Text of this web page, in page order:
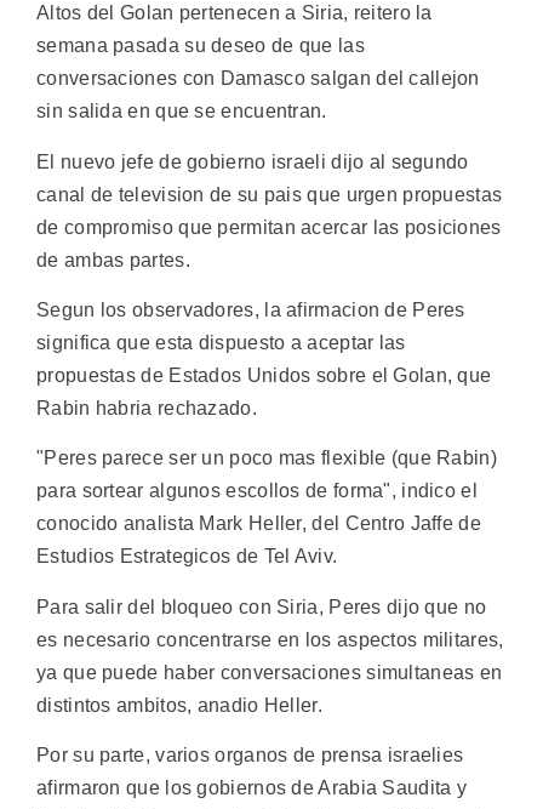
Altos del Golan pertenecen a Siria, reitero la
semana pasada su deseo de que las
conversaciones con Damasco salgan del callejon
sin salida en que se encuentran.
El nuevo jefe de gobierno israeli dijo al segundo
canal de television de su pais que urgen propuestas
de compromiso que permitan acercar las posiciones
de ambas partes.
Segun los observadores, la afirmacion de Peres
significa que esta dispuesto a aceptar las
propuestas de Estados Unidos sobre el Golan, que
Rabin habria rechazado.
"Peres parece ser un poco mas flexible (que Rabin)
para sortear algunos escollos de forma", indico el
conocido analista Mark Heller, del Centro Jaffe de
Estudios Estrategicos de Tel Aviv.
Para salir del bloqueo con Siria, Peres dijo que no
es necesario concentrarse en los aspectos militares,
ya que puede haber conversaciones simultaneas en
distintos ambitos, anadio Heller.
Por su parte, varios organos de prensa israelies
afirmaron que los gobiernos de Arabia Saudita y